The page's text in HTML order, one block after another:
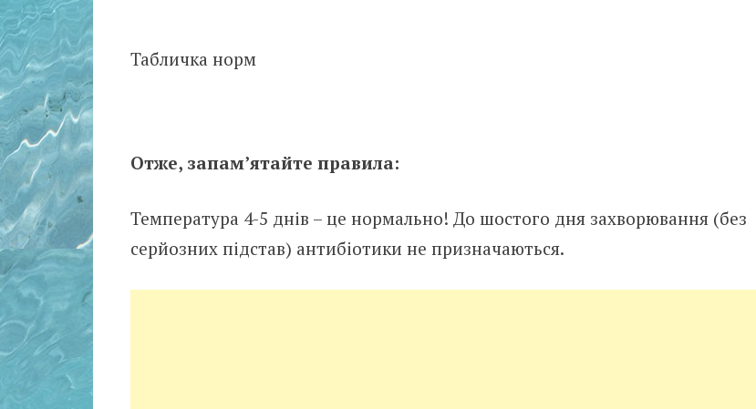
Табличка норм
Отже, запам’ятайте правила:
Температура 4-5 днів – це нормально! До шостого дня захворювання (без
серйозних підстав) антибіотики не призначаються.